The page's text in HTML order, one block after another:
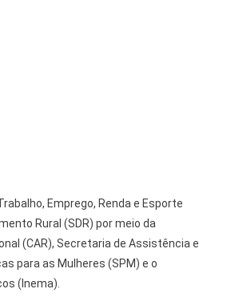
Emprego, Renda e Esporte
Rural (SDR) por meio da
(CAR), Secretaria de Assistência e
para as Mulheres (SPM) e o
(Inema).